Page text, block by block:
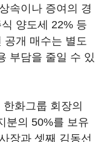
속이나 증여의 경
양도세 22% 등
개 매수는 별도
부담을 줄일 수 있
화그룹 회장의
분의 50%를 보유
장과 셋째 김동선